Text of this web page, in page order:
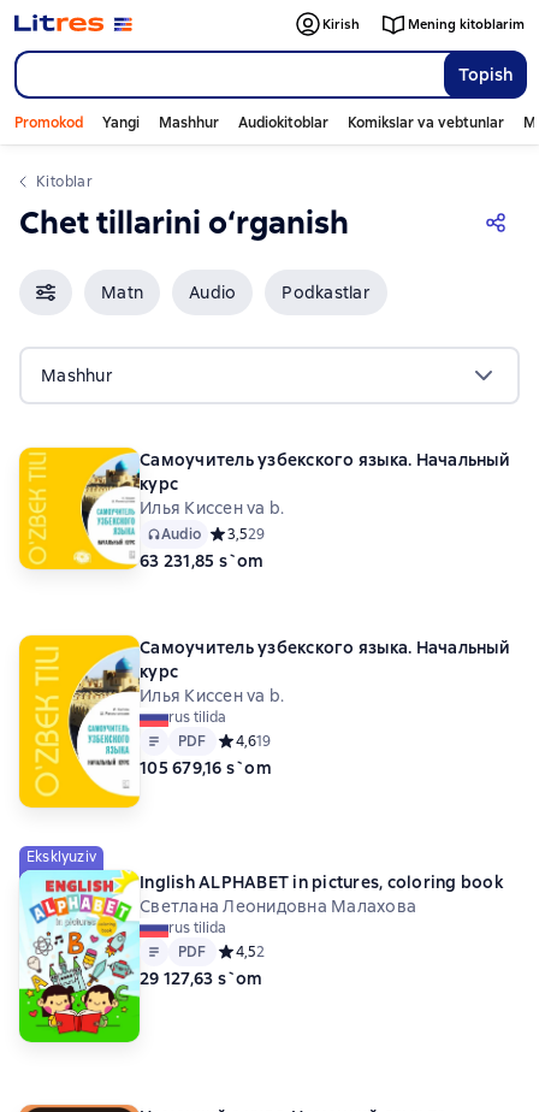
Topish
Kirish Mening kitoblarim
Promokod Yangi Mashhur Audiokitoblar Komikslar va vebtunlar
Kitoblar
Chet tillarini o‘rganish
Matn Audio Podkastlar
Mashhur
Самоучитель узбекского языка. Начальный
курс
Илья Киссен va b.
Audio Средний рейтинг 3,5 на основе 29 оценок
3,529
63 231,85 s`om
Самоучитель узбекского языка. Начальный
курс
Илья Киссен va b.
rus tilida
Matn
PDF
PDF Средний рейтинг 4,6 на основе 19 оценок
4,619
105 679,16 s`om
Eksklyuziv
Inglish ALPHABET in pictures, coloring book
Светлана Леонидовна Малахова
rus tilida
Matn
PDF
PDF Средний рейтинг 4,5 на основе 2 оценок
4,52
29 127,63 s`om